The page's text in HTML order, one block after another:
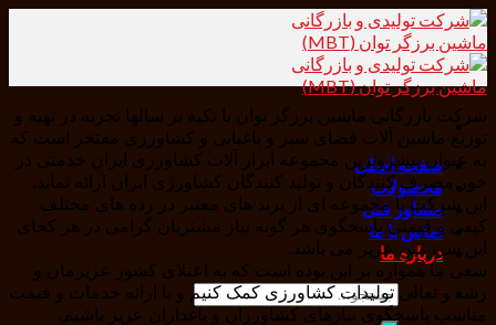
Skip
to
content
صفحه اصلی
محصولات
مشاور فنی
تماس با ما
درباره ما
جستجو
برای:
شرکت بازرگانی ماشین برزگر توان با تکیه بر سالها تجربه در تهیه و
توزیع ماشین آلات فضای سبز و باغبانی و کشاورزی مفتخر است که
به عنوان پیشروترین مجموعه ابزار آلات کشاورزی ایران خدمتی در
خور مصرف کنندگان و تولید کنندگان کشاورزی ایران ارائه نماید.
این شرکت با مجموعه ای از برند های معتبر در رده های مختلف
کیفی و قیمتی پاسخگوی هر گونه نیاز مشتریان گرامی در هر کجای
این سرزمین عزیز می باشد.
سعی ما همواره بر این بوده است که به اعتلای کشور عزیزمان و
رشد و تعالی تولیدات کشاورزی کمک کنیم و با ارائه خدمات و قیمت
مناسب پاسخگوی نیازهای کشاورزان و باغداران عزیز باشیم.